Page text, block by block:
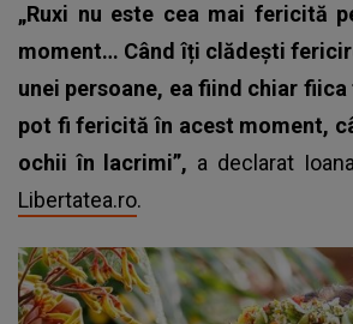
„Ruxi nu este cea mai fericită
moment… Când îți clădești
unei persoane, ea fiind chiar fiica
pot fi fericită în acest moment,
ochii în lacrimi”, a declarat
Libertatea.ro.